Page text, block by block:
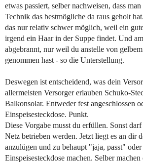
etwas passiert, selber nachweisen, dass
Technik das bestmögliche da raus geholt
das nur relativ schwer möglich, weil ein
irgend ein Haar in der Suppe findet. Und
abgebrannt, nur weil du anstelle von
genommen hast - so die Unterstellung.
Deswegen ist entscheidend, was dein
allermeisten Versorger erlauben Schuko-
Balkonsolar. Entweder fest angeschlossen
Einspeisesteckdose. Punkt.
Diese Vorgabe musst du erfüllen. Sonst
Netz betrieben werden. Jetzt liegt es an dir
anzulügen und zu behaupt "jaja, passt" oder
Einspeisesteckdose machen. Selber